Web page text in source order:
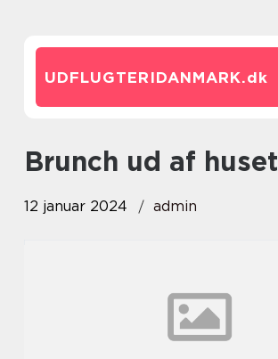
UDFLUGTERIDANMARK.dk
brunch ud af huset
12 januar 2024 admin